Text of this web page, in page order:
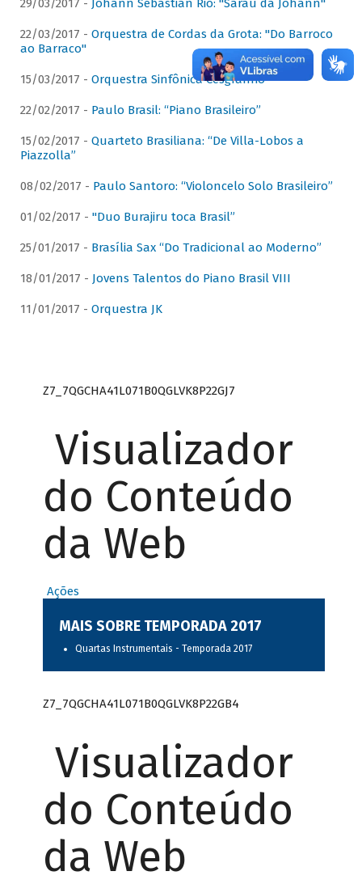
29/03/2017 - Johann Sebastian Rio: "Sarau da Johann"
22/03/2017 - Orquestra de Cordas da Grota: "Do Barroco
ao Barraco"
15/03/2017 - Orquestra Sinfônica Cesgranrio
22/02/2017 - Paulo Brasil: “Piano Brasileiro”
15/02/2017 - Quarteto Brasiliana: “De Villa-Lobos a
Piazzolla”
08/02/2017 - Paulo Santoro: “Violoncelo Solo Brasileiro”
01/02/2017 - "Duo Burajiru toca Brasil”
25/01/2017 - Brasília Sax “Do Tradicional ao Moderno”
18/01/2017 - Jovens Talentos do Piano Brasil VIII
11/01/2017 - Orquestra JK
Z7_7QGCHA41L071B0QGLVK8P22GJ7
Visualizador
do Conteúdo
da Web
Ações
MAIS SOBRE TEMPORADA 2017
Quartas Instrumentais - Temporada 2017
Z7_7QGCHA41L071B0QGLVK8P22GB4
Visualizador
do Conteúdo
da Web